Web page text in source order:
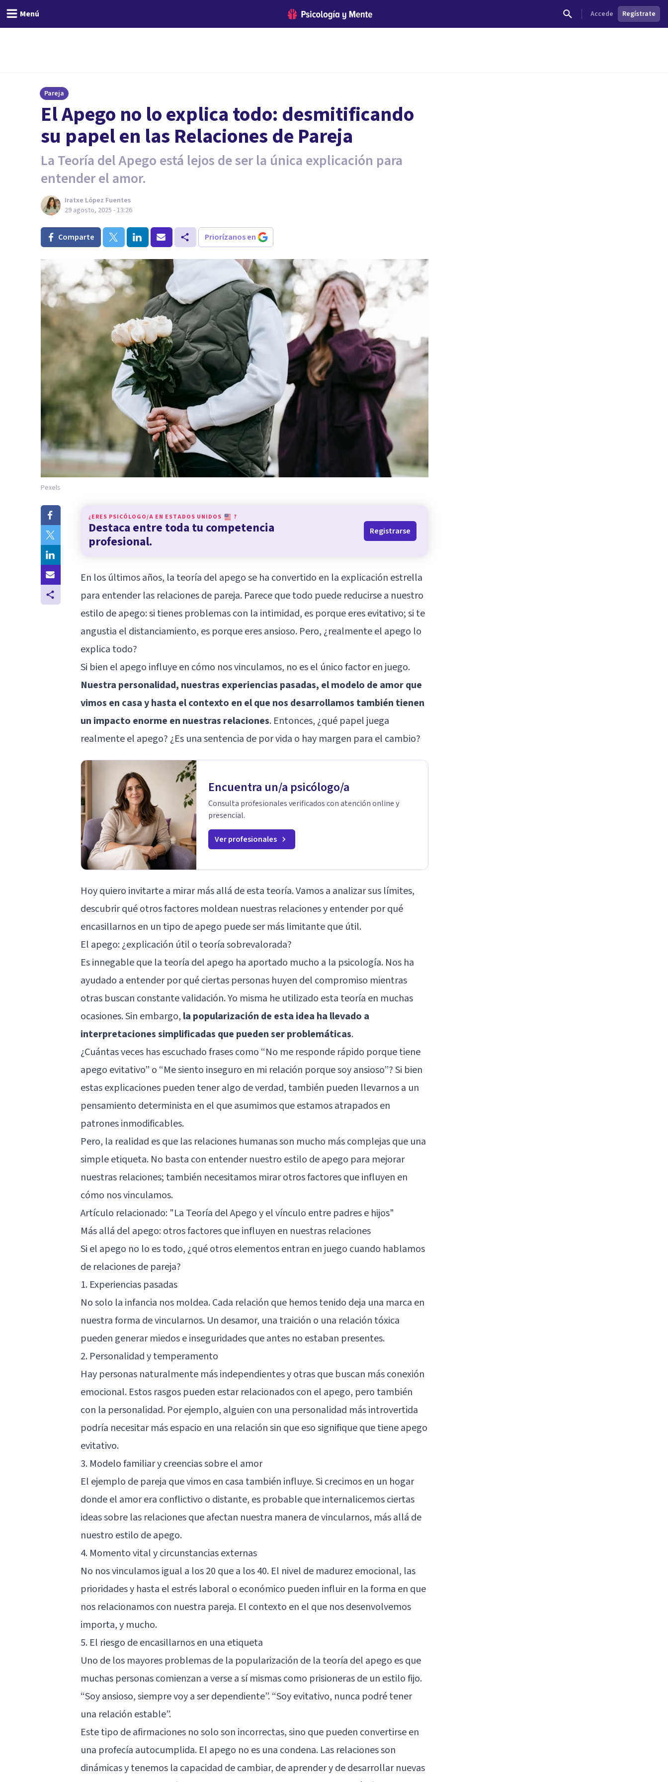
Menú Accede Regístrate
Pareja
El Apego no lo explica todo: desmitificando
su papel en las Relaciones de Pareja
La Teoría del Apego está lejos de ser la única explicación para
entender el amor.
Iratxe López Fuentes
29 agosto, 2025 - 13:26
Comparte Priorízanos en
Pexels
¿ERES PSICÓLOGO/A EN ESTADOS UNIDOS ?
Destaca entre toda tu competencia
profesional.
Registrarse
En los últimos años, la teoría del apego se ha convertido en la explicación estrella
para entender las relaciones de pareja. Parece que todo puede reducirse a nuestro
estilo de apego: si tienes problemas con la intimidad, es porque eres evitativo; si te
angustia el distanciamiento, es porque eres ansioso. Pero, ¿realmente el apego lo
explica todo?
Si bien el apego influye en cómo nos vinculamos, no es el único factor en juego.
Nuestra personalidad, nuestras experiencias pasadas, el modelo de amor que
vimos en casa y hasta el contexto en el que nos desarrollamos también tienen
un impacto enorme en nuestras relaciones. Entonces, ¿qué papel juega
realmente el apego? ¿Es una sentencia de por vida o hay margen para el cambio?
Encuentra un/a psicólogo/a
Consulta profesionales verificados con atención online y
presencial.
Ver profesionales
Hoy quiero invitarte a mirar más allá de esta teoría. Vamos a analizar sus límites,
descubrir qué otros factores moldean nuestras relaciones y entender por qué
encasillarnos en un tipo de apego puede ser más limitante que útil.
El apego: ¿explicación útil o teoría sobrevalorada?
Es innegable que la teoría del apego ha aportado mucho a la psicología. Nos ha
ayudado a entender por qué ciertas personas huyen del compromiso mientras
otras buscan constante validación. Yo misma he utilizado esta teoría en muchas
ocasiones. Sin embargo, la popularización de esta idea ha llevado a
interpretaciones simplificadas que pueden ser problemáticas.
¿Cuántas veces has escuchado frases como “No me responde rápido porque tiene
apego evitativo” o “Me siento inseguro en mi relación porque soy ansioso”? Si bien
estas explicaciones pueden tener algo de verdad, también pueden llevarnos a un
pensamiento determinista en el que asumimos que estamos atrapados en
patrones inmodificables.
Pero, la realidad es que las relaciones humanas son mucho más complejas que una
simple etiqueta. No basta con entender nuestro estilo de apego para mejorar
nuestras relaciones; también necesitamos mirar otros factores que influyen en
cómo nos vinculamos.
Artículo relacionado: "La Teoría del Apego y el vínculo entre padres e hijos"
Más allá del apego: otros factores que influyen en nuestras relaciones
Si el apego no lo es todo, ¿qué otros elementos entran en juego cuando hablamos
de relaciones de pareja?
1. Experiencias pasadas
No solo la infancia nos moldea. Cada relación que hemos tenido deja una marca en
nuestra forma de vincularnos. Un desamor, una traición o una relación tóxica
pueden generar miedos e inseguridades que antes no estaban presentes.
2. Personalidad y temperamento
Hay personas naturalmente más independientes y otras que buscan más conexión
emocional. Estos rasgos pueden estar relacionados con el apego, pero también
con la personalidad. Por ejemplo, alguien con una personalidad más introvertida
podría necesitar más espacio en una relación sin que eso signifique que tiene apego
evitativo.
3. Modelo familiar y creencias sobre el amor
El ejemplo de pareja que vimos en casa también influye. Si crecimos en un hogar
donde el amor era conflictivo o distante, es probable que internalicemos ciertas
ideas sobre las relaciones que afectan nuestra manera de vincularnos, más allá de
nuestro estilo de apego.
4. Momento vital y circunstancias externas
No nos vinculamos igual a los 20 que a los 40. El nivel de madurez emocional, las
prioridades y hasta el estrés laboral o económico pueden influir en la forma en que
nos relacionamos con nuestra pareja. El contexto en el que nos desenvolvemos
importa, y mucho.
5. El riesgo de encasillarnos en una etiqueta
Uno de los mayores problemas de la popularización de la teoría del apego es que
muchas personas comienzan a verse a sí mismas como prisioneras de un estilo fijo.
“Soy ansioso, siempre voy a ser dependiente”. “Soy evitativo, nunca podré tener
una relación estable”.
Este tipo de afirmaciones no solo son incorrectas, sino que pueden convertirse en
una profecía autocumplida. El apego no es una condena. Las relaciones son
dinámicas y tenemos la capacidad de cambiar, de aprender y de desarrollar nuevas